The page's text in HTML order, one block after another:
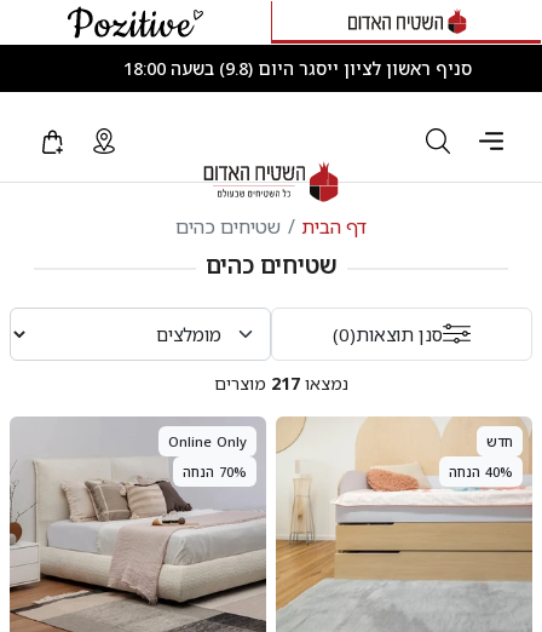
סניף ראשון לציון ייסגר היום (9.8) בשעה 18:00
דף הבית שטיחים כהים
שטיחים כהים
סנן תוצאות(0)
נמצאו217 מוצרים
חדש
40% הנחה
Online Only
70% הנחה